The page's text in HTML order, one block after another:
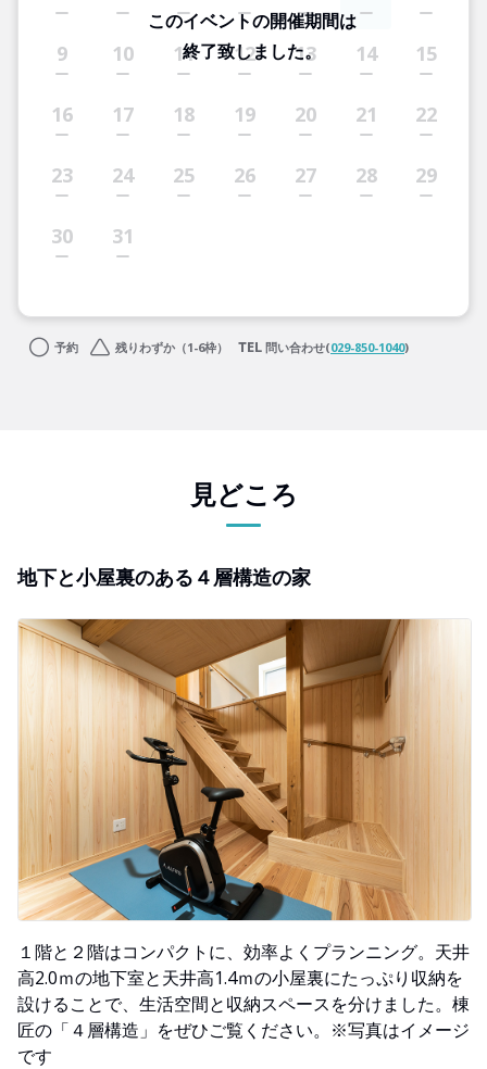
9 10 11 12 13 14 15
16 17 18 19 20 21 22
23 24 25 26 27 28 29
30 31
このイベントの開催期間は
終了致しました。
予約 残りわずか（1-6枠） 問い合わせ(029-850-1040)
見どころ
地下と小屋裏のある４層構造の家
１階と２階はコンパクトに、効率よくプランニング。天井
高2.0ｍの地下室と天井高1.4ｍの小屋裏にたっぷり収納を
設けることで、生活空間と収納スペースを分けました。棟
匠の「４層構造」をぜひご覧ください。※写真はイメージ
です